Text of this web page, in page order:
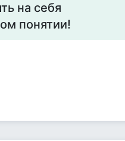
на себя
понятии!